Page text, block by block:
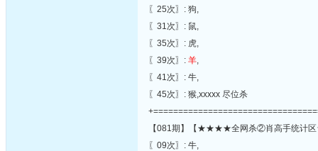
〖25次〗: 狗,
〖31次〗: 鼠,
〖35次〗: 虎,
〖39次〗: 羊,
〖41次〗: 牛,
〖45次〗: 猴,xxxxx 尽位杀
【081期】【★★★★全网杀②肖高手统计
〖09次〗: 牛,